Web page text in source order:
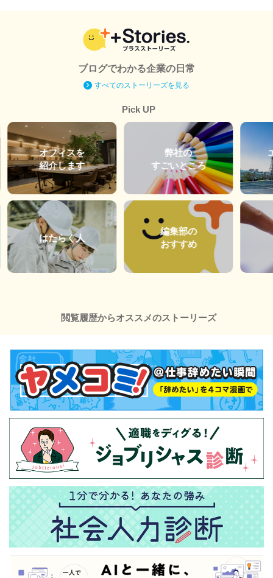
ブログでわかる企業の日常
すべてのストーリーズを見る
Pick UP
オフィスを
紹介します
はたらく人
弊社の
すごいところ
編集部の
おすすめ
閲覧履歴からオススメのストーリーズ